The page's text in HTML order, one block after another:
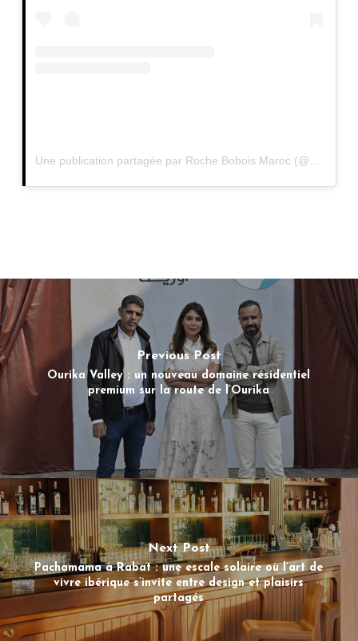
Une publication partagée par Roche Bobois Maroc (@rocheboboismaroc)
Previous Post
Ourika Valley : un nouveau domaine résidentiel
premium sur la route de l’Ourika
Next Post
Pachamama à Rabat : une escale solaire où l’art de
vivre ibérique s’invite entre design et plaisirs
partagés